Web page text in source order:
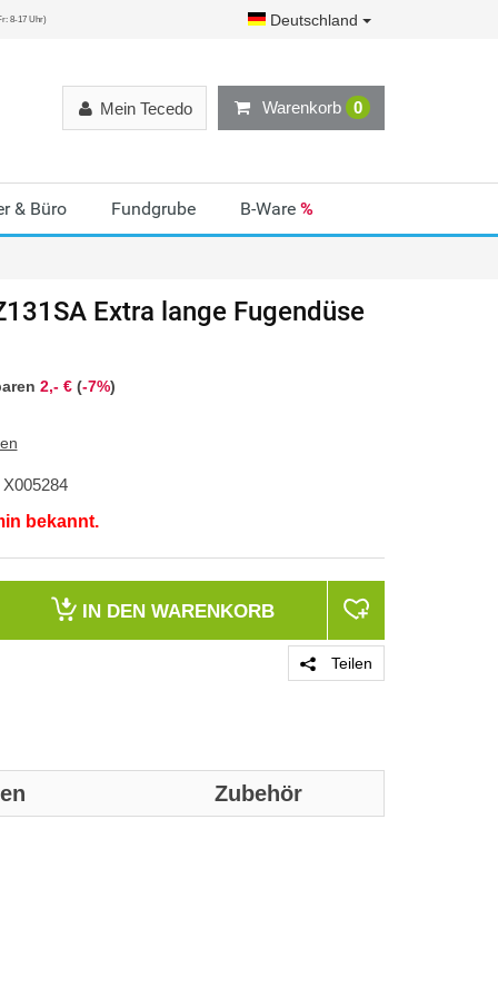
8-17 Uhr) Deutschland
Warenkorb 0
Mein Tecedo
& Büro Fundgrube B-Ware %
Extra lange Fugendüse
2,- €(-7%)
X005284
bekannt.
IN DEN WARENKORB
Teilen
Zubehör